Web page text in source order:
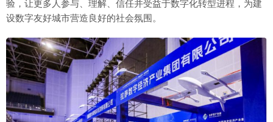
验，让更多人参与、理解、信任并受益于数字化转型进程，为建
设数字友好城市营造良好的社会氛围。